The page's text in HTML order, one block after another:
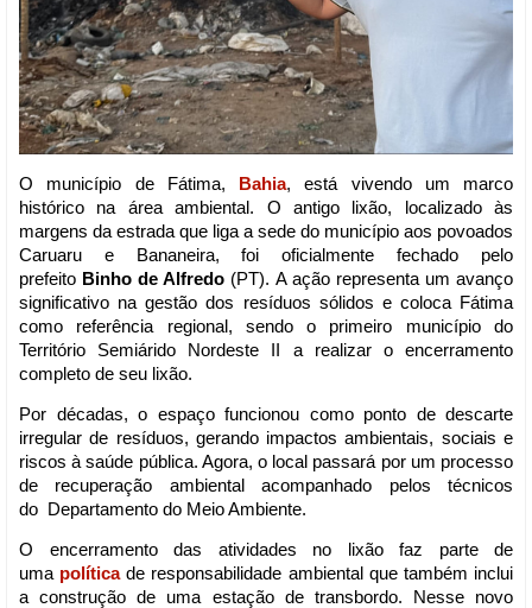
O município de Fátima, Bahia,está vivendo um marco
histórico na área ambiental. O antigo lixão, localizado às
margens da estrada que liga a sede do município aos povoados
Caruaru e Bananeira, foi oficialmente fechado pelo
prefeito Binho de Alfredo (PT). A ação representa um avanço
significativo na gestão dos resíduos sólidos e coloca Fátima
como referência regional, sendo o primeiro município do
Território Semiárido Nordeste II a realizar o encerramento
completo de seu lixão.
Por décadas, o espaço funcionou como ponto de descarte
irregular de resíduos, gerando impactos ambientais, sociais e
riscos à saúde pública. Agora, o local passará por um processo
de recuperação ambiental acompanhado pelos técnicos
do Departamento do Meio Ambiente.
O encerramento das atividades no lixão faz parte de
uma políticade responsabilidade ambiental que também inclui
a construção de uma estação de transbordo. Nesse novo